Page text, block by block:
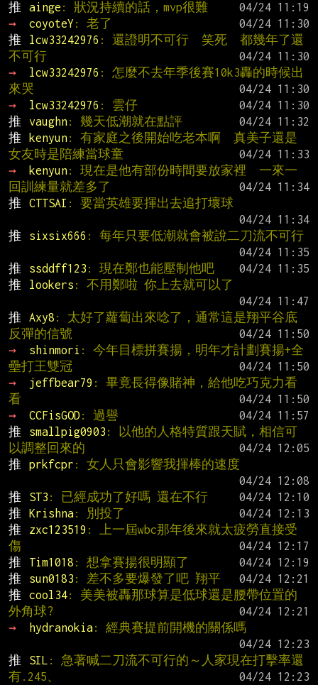
推
ainge : 狀況持續的話，mvp很難
→
coyoteY : 老了
推
lcw33242976 : 還證明不可行  笑死  都幾年了還
不可行
→
lcw33242976 : 怎麼不去年季後賽10k3轟的時候出
來哭
→
lcw33242976 : 雲仔
推
vaughn: 幾天低潮就在點評
推
kenyun: 有家庭之後開始吃老本啊  真美子還是
女友時是陪練當球童
→
kenyun: 現在是他有部份時間要放家裡  一來一
回訓練量就差多了
推
CTTSAI : 要當英雄要揮出去追打壞球
推
sixsix666 : 每年只要低潮就會被說二刀流不可行
推
ssddff123 : 現在鄭也能壓制他吧
推
lookers : 不用鄭啦 你上去就可以了
推
Axy8 : 太好了蘿蔔出來唸了，通常這是翔平谷底
反彈的信號
→
shinmori : 今年目標拼賽揚，明年才計劃賽揚+全
壘打王雙冠
→
jeffbear79 : 畢竟長得像賭神，給他吃巧克力看
看
→
CCFisGOD : 過譽
推
smallpig0903 : 以他的人格特質跟天賦，相信可
以調整回來的
推
prkfcpr : 女人只會影響我揮棒的速度
推
ST3 : 已經成功了好嗎 還在不行
推
Krishna: 別投了
推
zxc123519 : 上一屆wbc那年後來就太疲勞直接受
傷
推
Tim1018 : 想拿賽揚很明顯了
推
sun0183 : 差不多要爆發了吧 翔平
推
cool34: 美美被轟那球算是低球還是腰帶位置的
外角球?
→
hydranokia: 經典賽提前開機的關係嗎
推
SIL : 急著喊二刀流不可行的～人家現在打擊率還
有.245、